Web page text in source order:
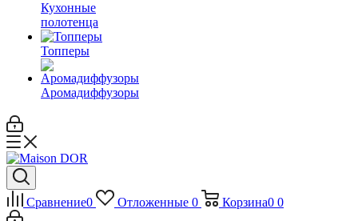
Кухонные
полотенца
Топперы
Аромадиффузоры
Сравнение0 Отложенные 0 Корзина0 0